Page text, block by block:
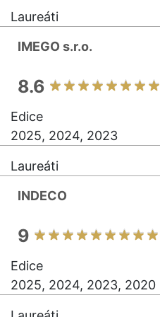
Laureáti
IMEGO s.r.o.
8.6
Edice
2025, 2024, 2023
Laureáti
INDECO
9
Edice
2025, 2024, 2023, 2020